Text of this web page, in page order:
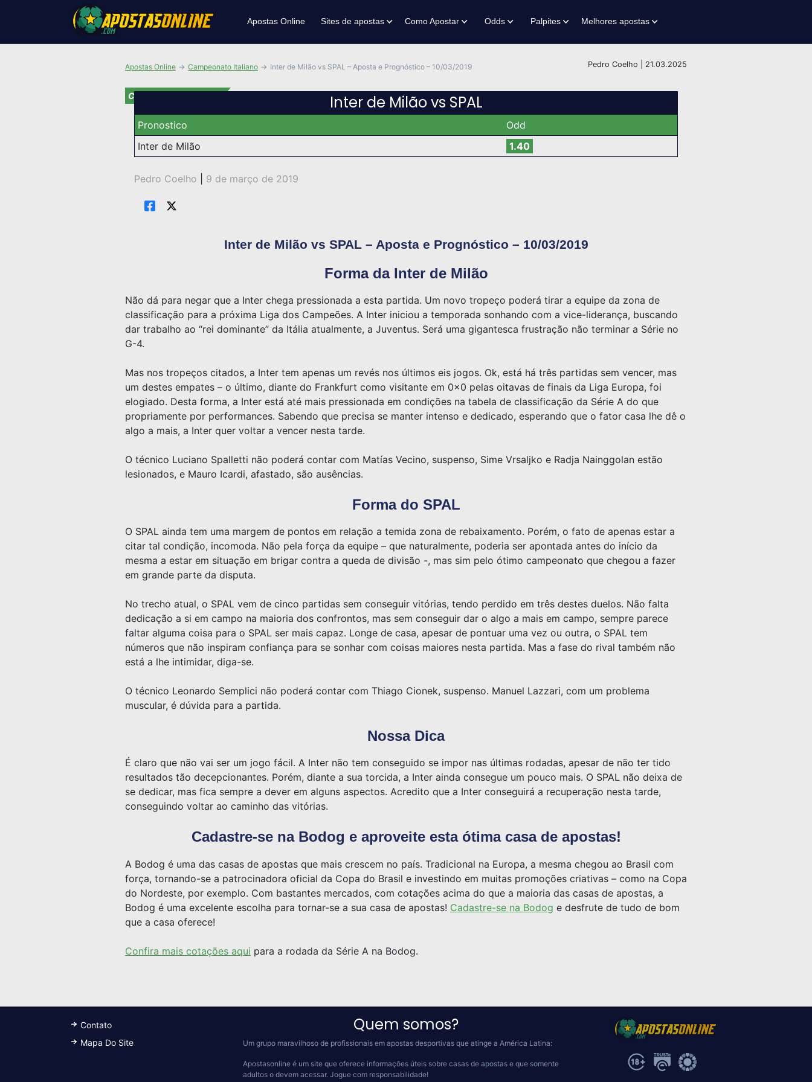
Apostas Online Sites de apostas Como Apostar Odds Palpites Melhores apostas
Pedro Coelho | 21.03.2025
Apostas Online Campeonato Italiano Inter de Milão vs SPAL – Aposta e Prognóstico – 10/03/2019
Campeonato Italiano Inter de Milão vs SPAL
Pronostico
Odd
Inter de Milão
1.40
Pedro Coelho 9 de março de 2019
Inter de Milão vs SPAL – Aposta e Prognóstico – 10/03/2019
Forma da Inter de Milão
Não dá para negar que a Inter chega pressionada a esta partida. Um novo tropeço poderá tirar a equipe da zona de
classificação para a próxima Liga dos Campeões. A Inter iniciou a temporada sonhando com a vice-liderança, buscando
dar trabalho ao “rei dominante” da Itália atualmente, a Juventus. Será uma gigantesca frustração não terminar a Série no
G-4.
Mas nos tropeços citados, a Inter tem apenas um revés nos últimos eis jogos. Ok, está há três partidas sem vencer, mas
um destes empates – o último, diante do Frankfurt como visitante em 0x0 pelas oitavas de finais da Liga Europa, foi
elogiado. Desta forma, a Inter está até mais pressionada em condições na tabela de classificação da Série A do que
propriamente por performances. Sabendo que precisa se manter intenso e dedicado, esperando que o fator casa lhe dê o
algo a mais, a Inter quer voltar a vencer nesta tarde.
O técnico Luciano Spalletti não poderá contar com Matías Vecino, suspenso, Sime Vrsaljko e Radja Nainggolan estão
lesionados, e Mauro Icardi, afastado, são ausências.
Forma do SPAL
O SPAL ainda tem uma margem de pontos em relação a temida zona de rebaixamento. Porém, o fato de apenas estar a
citar tal condição, incomoda. Não pela força da equipe – que naturalmente, poderia ser apontada antes do início da
mesma a estar em situação em brigar contra a queda de divisão -, mas sim pelo ótimo campeonato que chegou a fazer
em grande parte da disputa.
No trecho atual, o SPAL vem de cinco partidas sem conseguir vitórias, tendo perdido em três destes duelos. Não falta
dedicação a si em campo na maioria dos confrontos, mas sem conseguir dar o algo a mais em campo, sempre parece
faltar alguma coisa para o SPAL ser mais capaz. Longe de casa, apesar de pontuar uma vez ou outra, o SPAL tem
números que não inspiram confiança para se sonhar com coisas maiores nesta partida. Mas a fase do rival também não
está a lhe intimidar, diga-se.
O técnico Leonardo Semplici não poderá contar com Thiago Cionek, suspenso. Manuel Lazzari, com um problema
muscular, é dúvida para a partida.
Nossa Dica
É claro que não vai ser um jogo fácil. A Inter não tem conseguido se impor nas últimas rodadas, apesar de não ter tido
resultados tão decepcionantes. Porém, diante a sua torcida, a Inter ainda consegue um pouco mais. O SPAL não deixa de
se dedicar, mas fica sempre a dever em alguns aspectos. Acredito que a Inter conseguirá a recuperação nesta tarde,
conseguindo voltar ao caminho das vitórias.
Cadastre-se na Bodog e aproveite esta ótima casa de apostas!
A Bodog é uma das casas de apostas que mais crescem no país. Tradicional na Europa, a mesma chegou ao Brasil com
força, tornando-se a patrocinadora oficial da Copa do Brasil e investindo em muitas promoções criativas – como na Copa
do Nordeste, por exemplo. Com bastantes mercados, com cotações acima do que a maioria das casas de apostas, a
Bodog é uma excelente escolha para tornar-se a sua casa de apostas! Cadastre-se na Bodog e desfrute de tudo de bom
que a casa oferece!
Confira mais cotações aqui para a rodada da Série A na Bodog.
Contato
Mapa Do Site
Quem somos?
Um grupo maravilhoso de profissionais em apostas desportivas que atinge a América Latina:
Apostasonline é um site que oferece informações úteis sobre casas de apostas e que somente
adultos o devem acessar. Jogue com responsabilidade!